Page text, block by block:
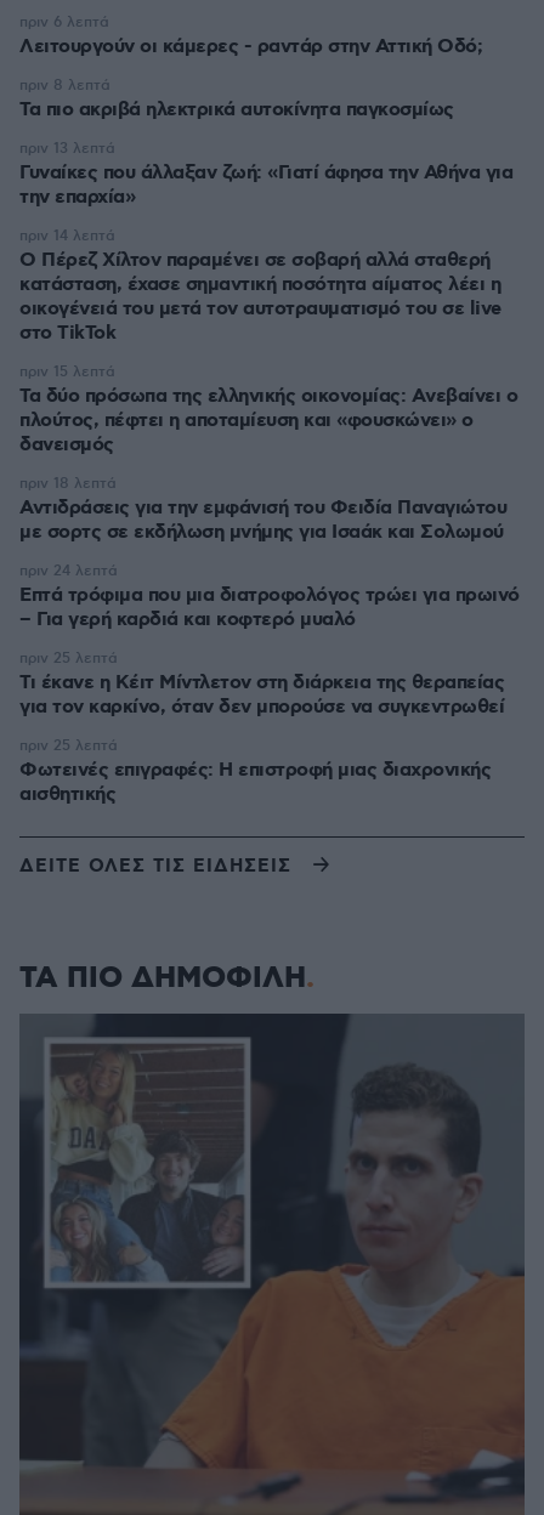
Λειτουργούν οι κάμερες - ραντάρ στην Αττική Οδό;
πριν 6 λεπτά
Τα πιο ακριβά ηλεκτρικά αυτοκίνητα παγκοσμίως
πριν 8 λεπτά
Γυναίκες που άλλαξαν ζωή: «Γιατί άφησα την Αθήνα για
την επαρχία»
πριν 13 λεπτά
Ο Πέρεζ Χίλτον παραμένει σε σοβαρή αλλά σταθερή
κατάσταση, έχασε σημαντική ποσότητα αίματος λέει η
οικογένειά του μετά τον αυτοτραυματισμό του σε live
στο TikTok
πριν 14 λεπτά
Τα δύο πρόσωπα της ελληνικής οικονομίας: Aνεβαίνει ο
πλούτος, πέφτει η αποταμίευση και «φουσκώνει» ο
δανεισμός
πριν 15 λεπτά
Αντιδράσεις για την εμφάνισή του Φειδία Παναγιώτου
με σορτς σε εκδήλωση μνήμης για Ισαάκ και Σολωμού
πριν 18 λεπτά
Επτά τρόφιμα που μια διατροφολόγος τρώει για πρωινό
– Για γερή καρδιά και κοφτερό μυαλό
πριν 24 λεπτά
Τι έκανε η Κέιτ Μίντλετον στη διάρκεια της θεραπείας
για τον καρκίνο, όταν δεν μπορούσε να συγκεντρωθεί
πριν 25 λεπτά
Φωτεινές επιγραφές: Η επιστροφή μιας διαχρονικής
αισθητικής
πριν 25 λεπτά
ΔΕΙΤΕ ΟΛΕΣ ΤΙΣ ΕΙΔΗΣΕΙΣ
ΤΑ ΠΙΟ ΔΗΜΟΦΙΛΗ